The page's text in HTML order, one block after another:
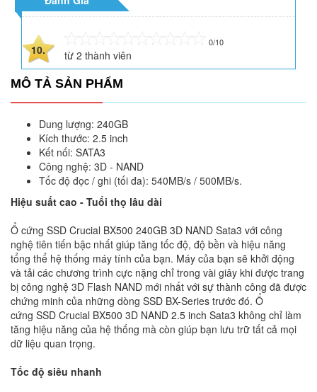
10.
0/10
từ 2 thành viên
MÔ TẢ SẢN PHẨM
Dung lượng: 240GB
Kích thước: 2.5 inch
Kết nối: SATA3
Công nghệ: 3D - NAND
Tốc độ đọc / ghi (tối đa): 540MB/s / 500MB/s.
Hiệu suất cao - Tuổi thọ lâu dài
Ổ cứng SSD Crucial BX500 240GB 3D NAND Sata3 với công
nghệ tiên tiến bậc nhất giúp tăng tốc độ, độ bền và hiệu năng
tổng thể hệ thống máy tính của bạn. Máy của bạn sẽ khởi động
và tải các chương trình cực nặng chỉ trong vài giây khi được trang
bị công nghệ 3D Flash NAND mới nhất với sự thành công đã được
chứng minh của những dòng SSD BX-Series trước đó. Ổ
cứng SSD Crucial BX500 3D NAND 2.5 inch Sata3 không chỉ làm
tăng hiệu năng của hệ thống mà còn giúp bạn lưu trữ tất cả mọi
dữ liệu quan trọng.
Tốc độ siêu nhanh